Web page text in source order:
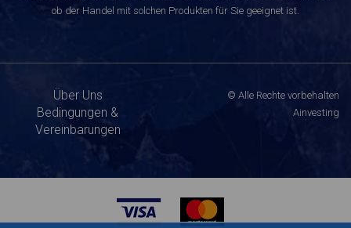
ob der Handel mit solchen Produkten für Sie geeignet ist.
Über Uns
Bedingungen &
Vereinbarungen
© Alle Rechte vorbehalten
Ainvesting